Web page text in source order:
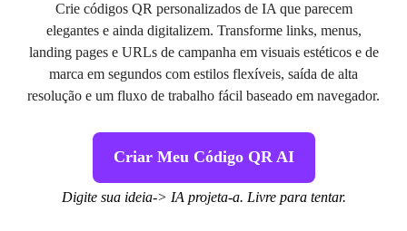
Crie códigos QR personalizados de IA que parecem
elegantes e ainda digitalizem. Transforme links, menus,
landing pages e URLs de campanha em visuais estéticos e de
marca em segundos com estilos flexíveis, saída de alta
resolução e um fluxo de trabalho fácil baseado em navegador.
Criar Meu Código QR AI
Digite sua ideia-> IA projeta-a. Livre para tentar.